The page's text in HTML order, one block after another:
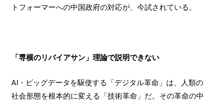
トフォーマーへの中国政府の対応が、今試されている。
「専横のリバイアサン」理論で説明できない
AI・ビッグデータを駆使する「デジタル革命」は、人類の
社会形態を根本的に変える「技術革命」だ。その革命の中